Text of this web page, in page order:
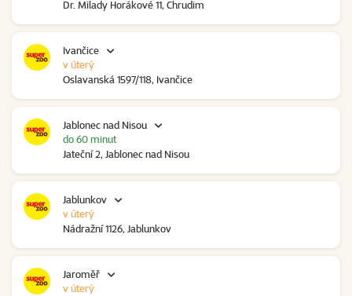
Dr. Milady Horákové 11, Chrudim
Ivančice
Oslavanská 1597/118, Ivančice
v úterý
Jablonec nad Nisou
Jateční 2, Jablonec nad Nisou
do 60 minut
Jablunkov
Nádražní 1126, Jablunkov
v úterý
Jaroměř
v úterý